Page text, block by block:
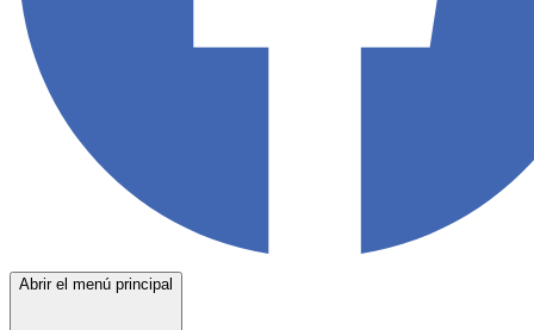
Abrir el menú principal